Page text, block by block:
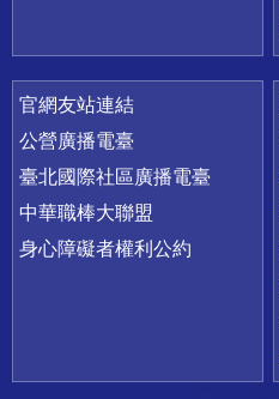
官網友站連結
公營廣播電臺
臺北國際社區廣播電臺
中華職棒大聯盟
身心障礙者權利公約